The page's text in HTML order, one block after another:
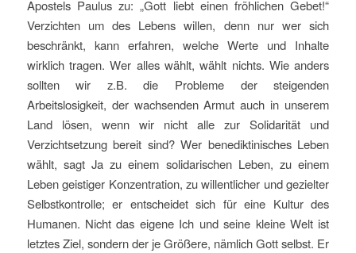
Apostels Paulus zu: „Gott liebt einen fröhlichen Gebet!“
Verzichten um des Lebens willen, denn nur wer sich
beschränkt, kann erfahren, welche Werte und Inhalte
wirklich tragen. Wer alles wählt, wählt nichts. Wie anders
sollten wir z.B. die Probleme der steigenden
Arbeitslosigkeit, der wachsenden Armut auch in unserem
Land lösen, wenn wir nicht alle zur Solidarität und
Verzichtsetzung bereit sind? Wer benediktinisches Leben
wählt, sagt Ja zu einem solidarischen Leben, zu einem
Leben geistiger Konzentration, zu willentlicher und gezielter
Selbstkontrolle; er entscheidet sich für eine Kultur des
Humanen. Nicht das eigene Ich und seine kleine Welt ist
letztes Ziel, sondern der je Größere, nämlich Gott selbst. Er